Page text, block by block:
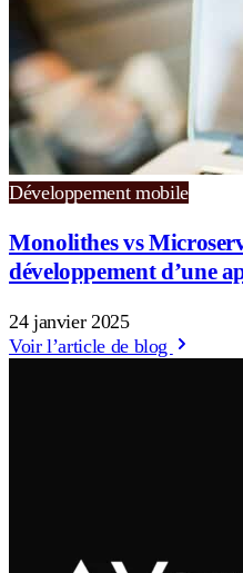
Développement mobile
Monolithes vs
développement d’une
24 janvier 2025
Voir l’article de blog